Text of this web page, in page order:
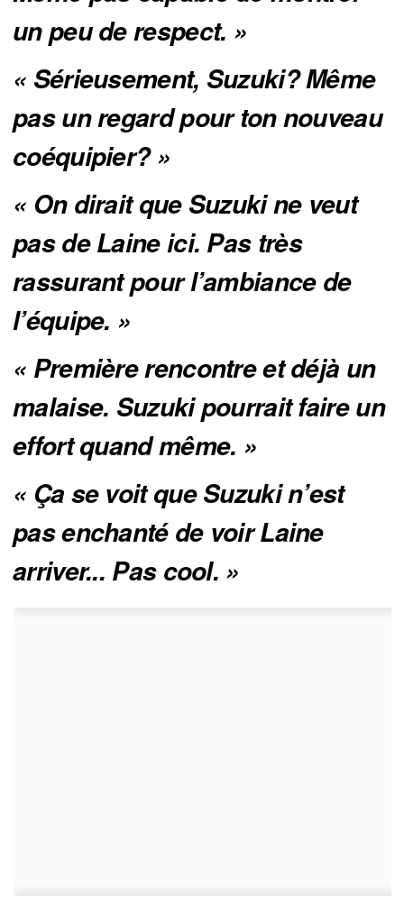
un peu de respect. »
« Sérieusement, Suzuki? Même
pas un regard pour ton nouveau
coéquipier? »
« On dirait que Suzuki ne veut
pas de Laine ici. Pas très
rassurant pour l’ambiance de
l’équipe. »
« Première rencontre et déjà un
malaise. Suzuki pourrait faire un
effort quand même. »
« Ça se voit que Suzuki n’est
pas enchanté de voir Laine
arriver... Pas cool. »